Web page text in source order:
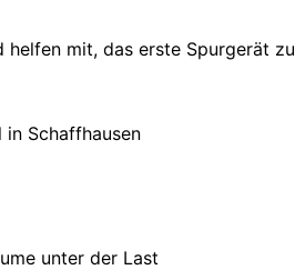
mit, das erste Spurgerät zu
in Schaffhausen
unter der Last